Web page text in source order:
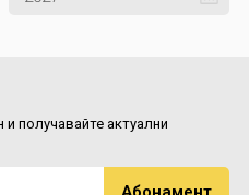
получавайте актуални